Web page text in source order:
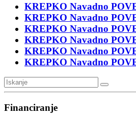
KREPKO Navadno
KREPKO Navadno
KREPKO Navadno
KREPKO Navadno
KREPKO Navadno
KREPKO Navadno
Financiranje